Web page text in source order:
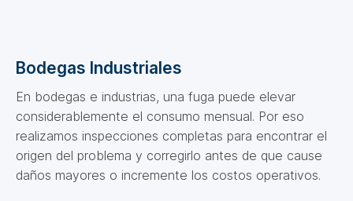
Bodegas Industriales
En bodegas e industrias, una fuga puede elevar
considerablemente el consumo mensual. Por eso
realizamos inspecciones completas para encontrar el
origen del problema y corregirlo antes de que cause
daños mayores o incremente los costos operativos.